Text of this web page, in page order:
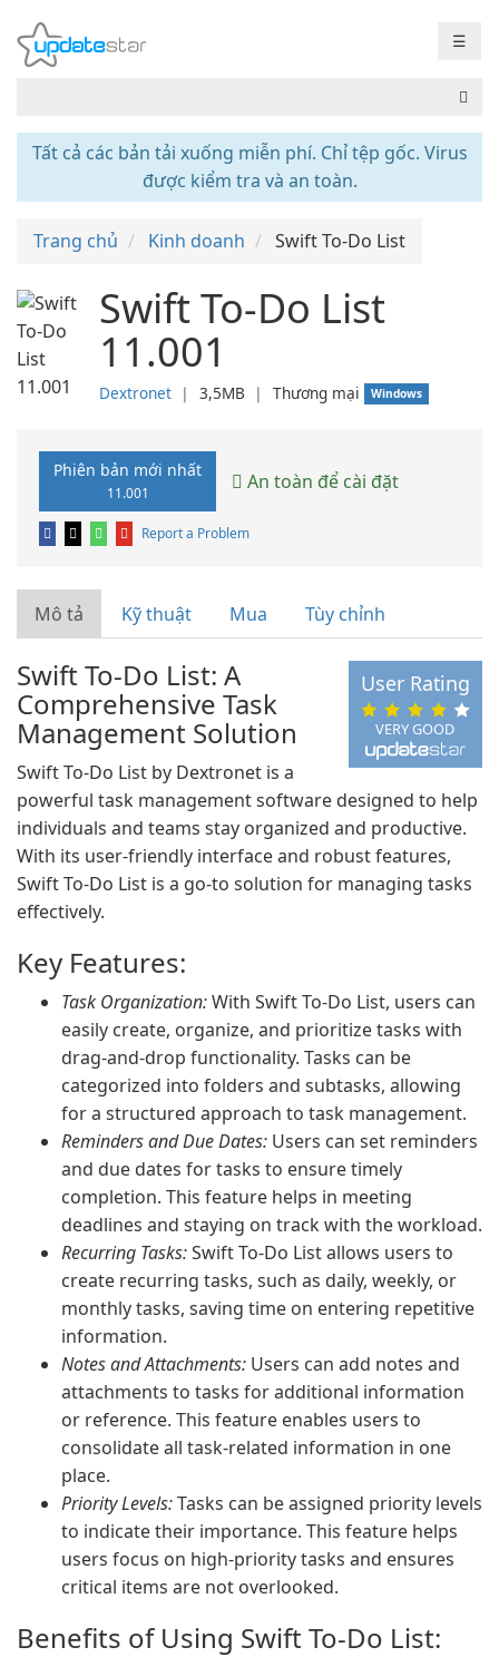
☰
Tất cả các bản tải xuống miễn phí. Chỉ tệp gốc. Virus
được kiểm tra và an toàn.
Trang chủ Kinh doanh Swift To-Do List
Swift To-Do List
11.001
Dextronet ❘ 3,5MB ❘ Thương mại Windows
Phiên bản mới nhất
11.001 An toàn để cài đặt
Report a Problem
Mô tả Kỹ thuật Mua Tùy chỉnh
VERY GOOD
User Rating
Swift To-Do List: A
Comprehensive Task
Management Solution
Swift To-Do List by Dextronet is a
powerful task management software designed to help
individuals and teams stay organized and productive.
With its user-friendly interface and robust features,
Swift To-Do List is a go-to solution for managing tasks
effectively.
Key Features:
Task Organization:With Swift To-Do List, users can
easily create, organize, and prioritize tasks with
drag-and-drop functionality. Tasks can be
categorized into folders and subtasks, allowing
for a structured approach to task management.
Reminders and Due Dates: Users can set reminders
and due dates for tasks to ensure timely
completion. This feature helps in meeting
deadlines and staying on track with the workload.
Recurring Tasks:Swift To-Do List allows users to
create recurring tasks, such as daily, weekly, or
monthly tasks, saving time on entering repetitive
information.
Notes and Attachments: Users can add notes and
attachments to tasks for additional information
or reference. This feature enables users to
consolidate all task-related information in one
place.
Priority Levels:Tasks can be assigned priority levels
to indicate their importance. This feature helps
users focus on high-priority tasks and ensures
critical items are not overlooked.
Benefits of Using Swift To-Do List: